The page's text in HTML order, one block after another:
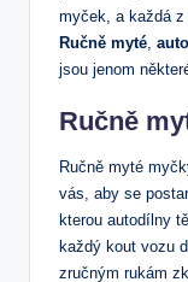
myček, a každá z
Ručně myté
jsou jenom
Ručně
Ručně myté
vás, aby se
kterou autodílny
každý kout vozu
zručným rukám